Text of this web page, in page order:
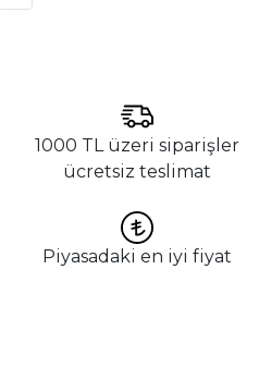
1000 TL üzeri siparişler
ücretsiz teslimat
Piyasadaki en iyi fiyat